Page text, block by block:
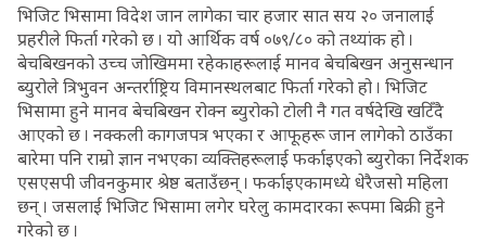
भिजिट भिसामा विदेश जान लागेका चार हजार सात सय २० जनालाई
प्रहरीले फिर्ता गरेको छ । यो आर्थिक वर्ष ०७९/८० को तथ्यांक हो ।
बेचबिखनको उच्च जोखिममा रहेकाहरूलाई मानव बेचबिखन अनुसन्धान
ब्युरोले त्रिभुवन अन्तर्राष्ट्रिय विमानस्थलबाट फिर्ता गरेको हो । भिजिट
भिसामा हुने मानव बेचबिखन रोक्न ब्युरोको टोली नै गत वर्षदेखि खटिँदै
आएको छ । नक्कली कागजपत्र भएका र आफूहरू जान लागेको ठाउँका
बारेमा पनि राम्रो ज्ञान नभएका व्यक्तिहरूलाई फर्काइएको ब्युरोका निर्देशक
एसएसपी जीवनकुमार श्रेष्ठ बताउँछन् । फर्काइएकामध्ये धेरैजसो महिला
छन् । जसलाई भिजिट भिसामा लगेर घरेलु कामदारका रूपमा बिक्री हुने
गरेको छ ।